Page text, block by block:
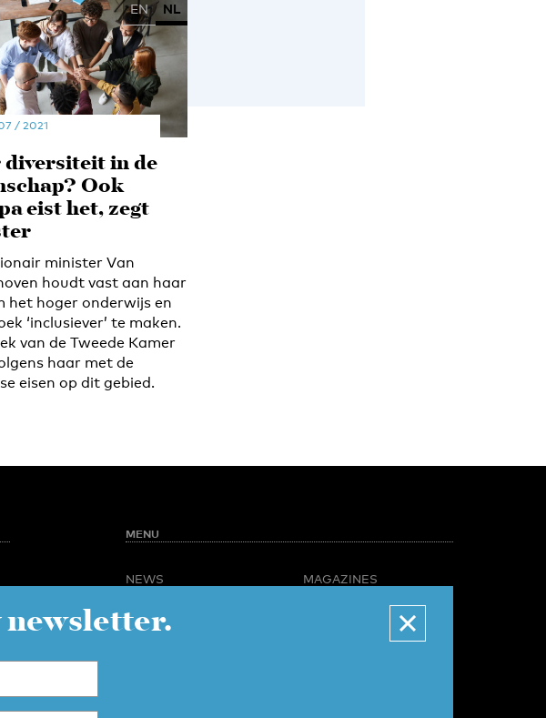
EN NL
/ 2021
in de
Ook
eist het, zegt
minister Van
houdt vast aan haar
het hoger onderwijs en
‘inclusiever’ te maken.
van de Tweede Kamer
haar met de
eisen op dit gebied.
MENU
NEWS
SPOTLIGHT
MAGAZINES